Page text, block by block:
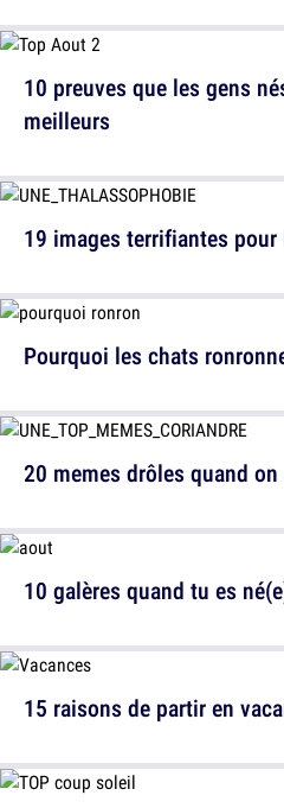
19 images terrifiantes
20 memes drôles quand
15 raisons de partir en
10 preuves que les gens
meilleurs
Pourquoi les chats
10 galères quand tu es